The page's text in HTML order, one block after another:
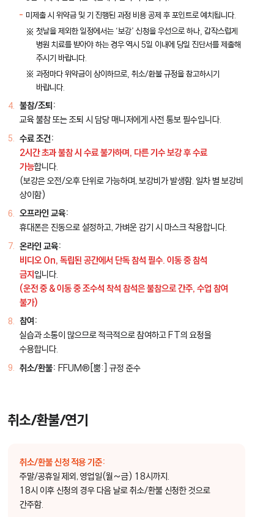
미제출 시 위약금 및 기 진행된 과정 비용 공제 후 포인트로 예치됩니다.
첫날을 제외한 일정에서는 ‘보강’ 신청을 우선으로 하나, 갑작스럽게
병원 치료를 받아야 하는 경우 역시 5일 이내에 당일 진단서를 제출해
주시기 바랍니다.
과정마다 위약금이 상이하므로, 취소/환불 규정을 참고하시기
바랍니다.
불참/조퇴:
교육 불참 또는 조퇴 시 담당 매니저에게 사전 통보 필수입니다.
수료 조건:
2시간 초과 불참 시 수료 불가하며, 다른 기수 보강 후 수료
가능합니다.
(보강은 오전/오후 단위로 가능하며, 보강비가 발생함. 일차 별 보강비
상이함)
오프라인 교육:
휴대폰은 진동으로 설정하고, 가벼운 감기 시 마스크 착용합니다.
온라인 교육:
비디오 On, 독립된 공간에서 단독 참석 필수. 이동 중 참석
금지입니다.
(운전 중 & 이동 중 조수석 착석 참석은 불참으로 간주, 수업 참여
불가)
참여:
실습과 소통이 많으므로 적극적으로 참여하고 FT의 요청을
수용합니다.
취소/환불: FFUM®[뿜:] 규정 준수
취소/환불/연기
취소/환불 신청 적용 기준:
주말/공휴일 제외, 영업일(월~금) 18시까지.
18시 이후 신청의 경우 다음 날로 취소/환불 신청한 것으로
간주함.